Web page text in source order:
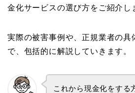
金化サービスの選び方をご紹介し
実際の被害事例や、正規業者の具
で、包括的に解説していきます。
これから現金化をする